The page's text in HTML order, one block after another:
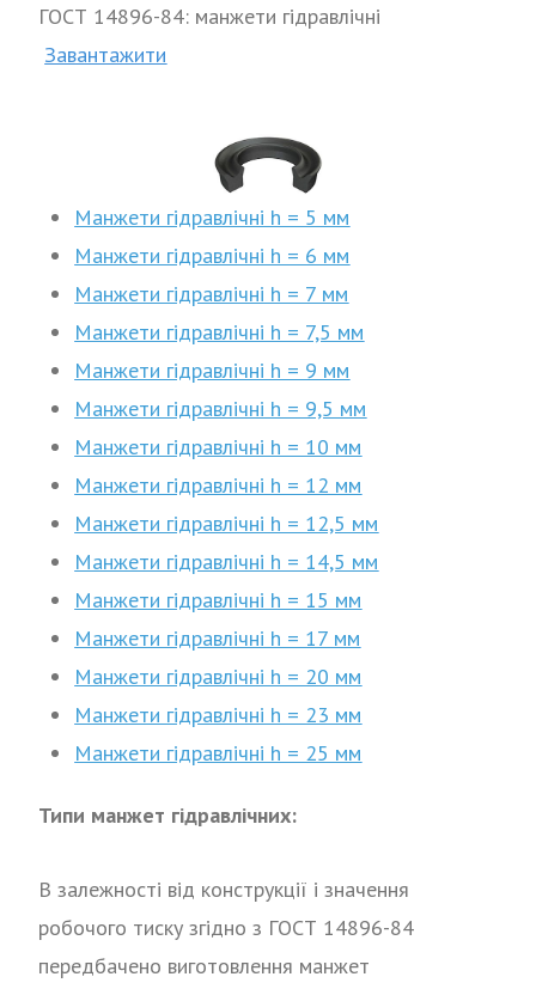
ГОСТ 14896-84: манжети гідравлічні
Завантажити
Манжети гідравлічні h = 5 мм
Манжети гідравлічні h = 6 мм
Манжети гідравлічні h = 7 мм
Манжети гідравлічні h = 7,5 мм
Манжети гідравлічні h = 9 мм
Манжети гідравлічні h = 9,5 мм
Манжети гідравлічні h = 10 мм
Манжети гідравлічні h = 12 мм
Манжети гідравлічні h = 12,5 мм
Манжети гідравлічні h = 14,5 мм
Манжети гідравлічні h = 15 мм
Манжети гідравлічні h = 17 мм
Манжети гідравлічні h = 20 мм
Манжети гідравлічні h = 23 мм
Манжети гідравлічні h = 25 мм
Типи манжет гідравлічних:
В залежності від конструкції і значення
робочого тиску згідно з ГОСТ 14896-84
передбачено виготовлення манжет